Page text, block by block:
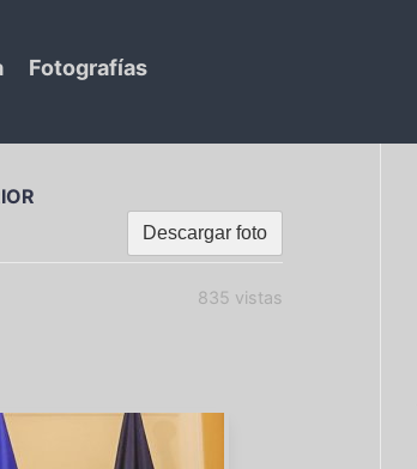
Fotografías
Descargar foto
835 vistas